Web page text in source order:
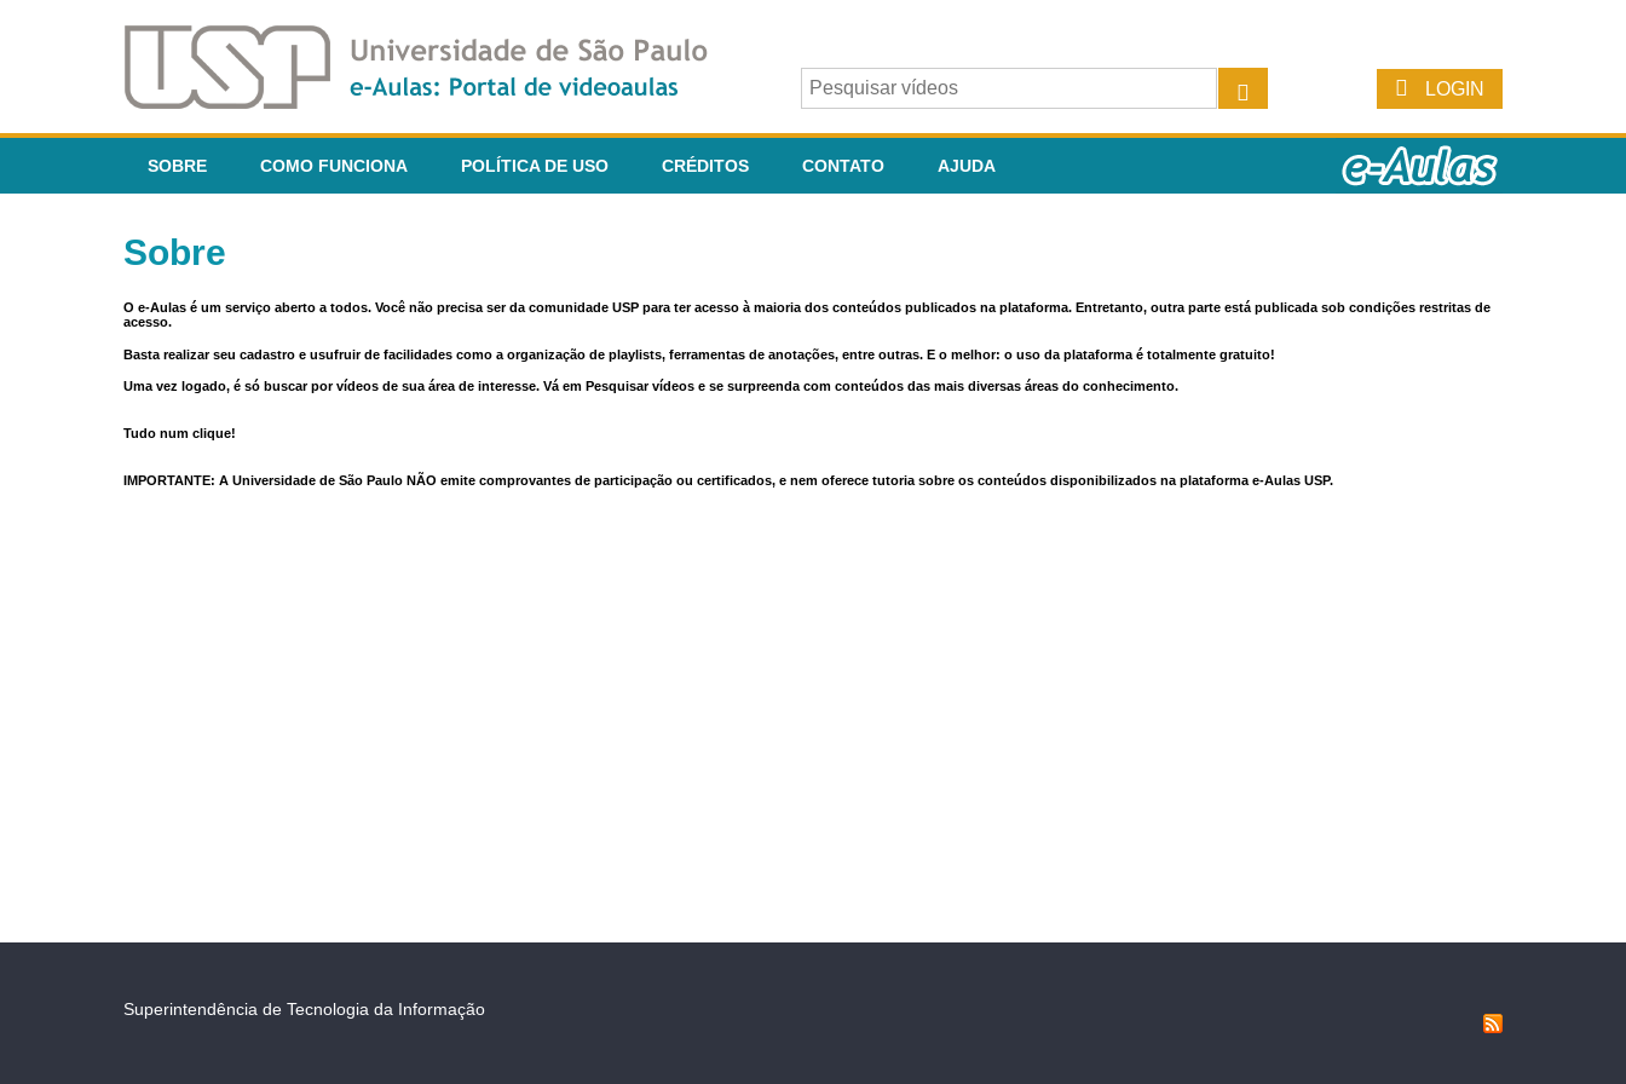
LOGIN
SOBRE COMO FUNCIONA POLÍTICA DE USO CRÉDITOS CONTATO AJUDA
Sobre
O e-Aulas é um serviço aberto a todos. Você não precisa ser da comunidade USP para ter acesso à maioria dos conteúdos publicados na plataforma. Entretanto, outra parte está publicada sob condições restritas de
acesso.
Basta realizar seu cadastro e usufruir de facilidades como a organização de playlists, ferramentas de anotações, entre outras. E o melhor: o uso da plataforma é totalmente gratuito!
Uma vez logado, é só buscar por vídeos de sua área de interesse. Vá em Pesquisar vídeos e se surpreenda com conteúdos das mais diversas áreas do conhecimento.
Tudo num clique!
IMPORTANTE: A Universidade de São Paulo NÃO emite comprovantes de participação ou certificados, e nem oferece tutoria sobre os conteúdos disponibilizados na plataforma e-Aulas USP.
Superintendência de Tecnologia da Informação